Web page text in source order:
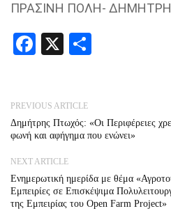
ΠΡΑΣΙΝΗ ΠΟΛΗ-
Facebook
X
PREVIOUS ARTICLE
Δημήτρης Πτωχός: «Οι Περιφέρειες
φωνή και αφήγημα που ενώνει»
NEXT ARTICLE
Ενημερωτική ημερίδα με θέμα
Εμπειρίες σε Επισκέψιμα
της Εμπειρίας του Open Farm Project»